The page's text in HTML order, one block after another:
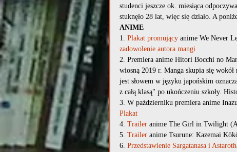
studenci jeszcze ok. miesiąca
stuknęło 28 lat, więc się działo. A
ANIME
1. Plakat promujący anime We Never
zadowolenie autora mangi
2. Premiera anime Hitori Bocchi no
wiosną 2019 r. Manga skupia się
jest słowem w języku japońskim
z całą klasą" po ukończeniu szkoły.
3. W październiku premiera anime
Plakat
4. Trailer anime The Girl in Twilight
5. Trailer anime Tsurune: Kazemai
6. Przedstawienie Sargatanasa i